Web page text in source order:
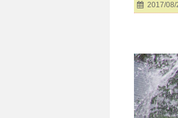
2017/08/